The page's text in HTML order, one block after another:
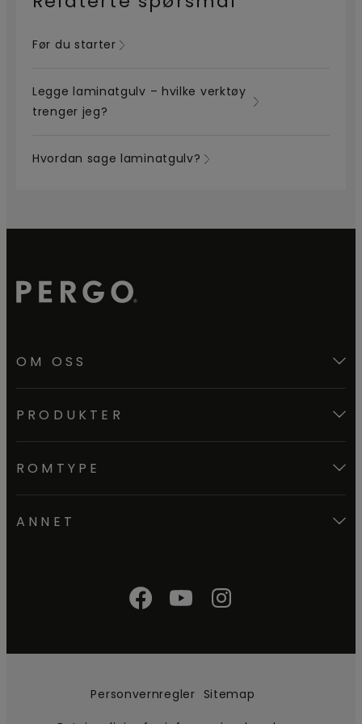
Før du starter
Legge laminatgulv – hvilke verktøy
trenger jeg?
Hvordan sage laminatgulv?
OM OSS
PRODUKTER
ROMTYPE
ANNET
Personvernregler Sitemap